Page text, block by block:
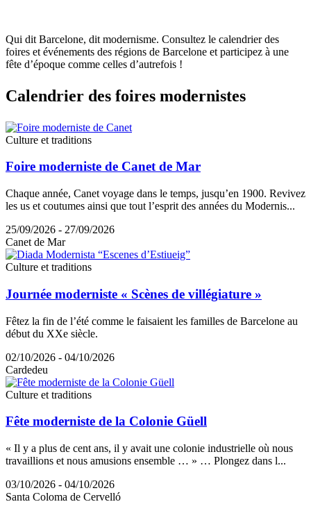
Qui dit Barcelone, dit modernisme. Consultez le calendrier des
foires et événements des régions de Barcelone et participez à une
fête d’époque comme celles d’autrefois !
Calendrier des foires modernistes
Culture et traditions
Foire moderniste de Canet de Mar
Chaque année, Canet voyage dans le temps, jusqu’en 1900. Revivez
les us et coutumes ainsi que tout l’esprit des années du Modernis...
25/09/2026 - 27/09/2026
Canet de Mar
Culture et traditions
Journée moderniste « Scènes de villégiature »
Fêtez la fin de l’été comme le faisaient les familles de Barcelone au
début du XXe siècle.
02/10/2026 - 04/10/2026
Cardedeu
Culture et traditions
Fête moderniste de la Colonie Güell
« Il y a plus de cent ans, il y avait une colonie industrielle où nous
travaillions et nous amusions ensemble … » … Plongez dans l...
03/10/2026 - 04/10/2026
Santa Coloma de Cervelló